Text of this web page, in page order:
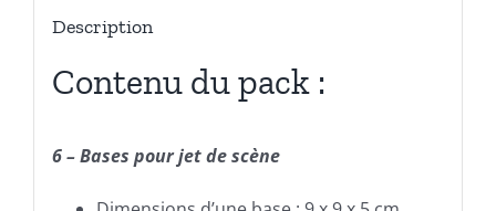
Description
Contenu du pack :
6 – Bases pour jet de scène